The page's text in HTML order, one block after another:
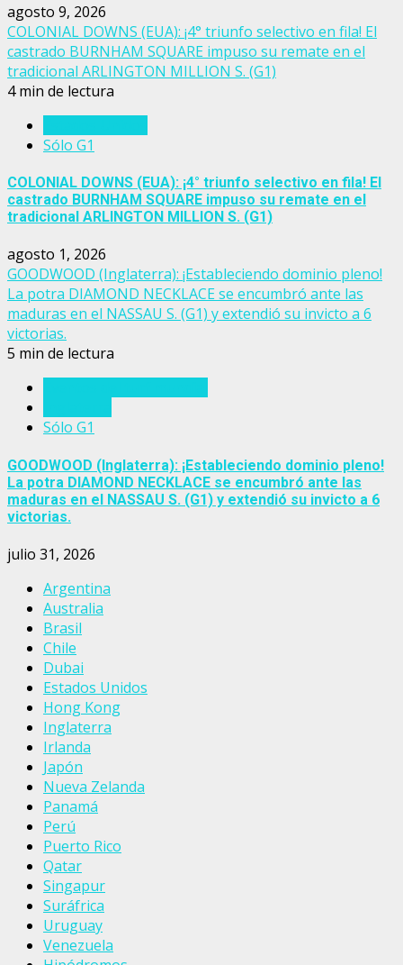
agosto 9, 2026
COLONIAL DOWNS (EUA): ¡4° triunfo selectivo en fila! El
castrado BURNHAM SQUARE impuso su remate en el
tradicional ARLINGTON MILLION S. (G1)
4 min de lectura
Sólo G1
COLONIAL DOWNS (EUA): ¡4° triunfo selectivo en fila! El
castrado BURNHAM SQUARE impuso su remate en el
tradicional ARLINGTON MILLION S. (G1)
agosto 1, 2026
GOODWOOD (Inglaterra): ¡Estableciendo dominio pleno!
La potra DIAMOND NECKLACE se encumbró ante las
maduras en el NASSAU S. (G1) y extendió su invicto a 6
victorias.
5 min de lectura
Sólo G1
GOODWOOD (Inglaterra): ¡Estableciendo dominio pleno!
La potra DIAMOND NECKLACE se encumbró ante las
maduras en el NASSAU S. (G1) y extendió su invicto a 6
victorias.
julio 31, 2026
Argentina
Australia
Brasil
Chile
Dubai
Estados Unidos
Hong Kong
Inglaterra
Irlanda
Japón
Nueva Zelanda
Panamá
Perú
Puerto Rico
Qatar
Singapur
Suráfrica
Uruguay
Venezuela